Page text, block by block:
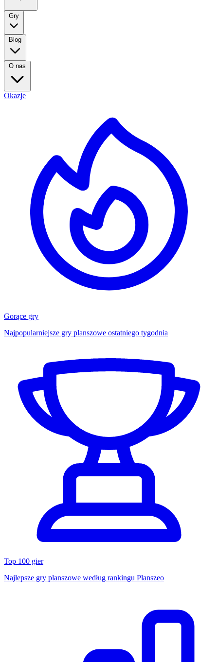
Gry
Blog
O nas
Okazje
Gorące gry
Najpopularniejsze gry planszowe ostatniego tygodnia
Top 100 gier
Najlepsze gry planszowe według rankingu Planszeo